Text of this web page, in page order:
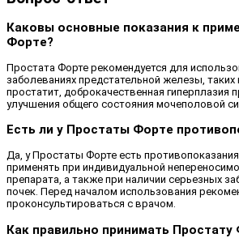
Каковы основные показания к
Форте?
Простата Форте рекомендуется для
заболеваниях предстательной железы, таких
простатит, доброкачественная гиперплазия
улучшения общего состояния мочеполовой
Есть ли у Простаты Форте
Да, у Простаты Форте есть
применять при индивидуальной
препарата, а также при наличии серьезных
почек. Перед началом использования
проконсультироваться с врачом.
Как правильно принимать Простату